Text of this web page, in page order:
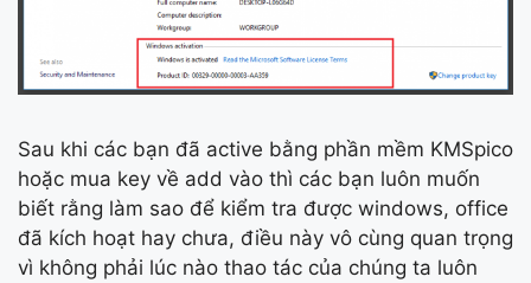
Sau khi các bạn đã active bằng phần mềm KMSpico
hoặc mua key về add vào thì các bạn luôn muốn
biết rằng làm sao để kiểm tra được windows, office
đã kích hoạt hay chưa, điều này vô cùng quan trọng
vì không phải lúc nào thao tác của chúng ta luôn